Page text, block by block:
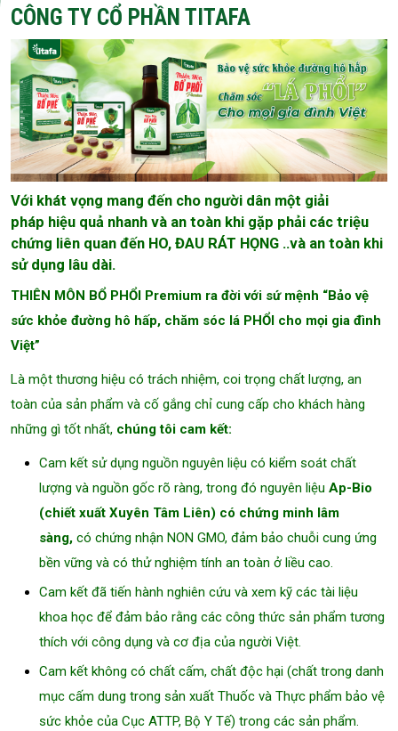
CÔNG TY CỔ PHẦN TITAFA
Với khát vọng mang đến cho người dân một giải
pháp hiệu quả nhanh và an toàn khi gặp phải các triệu
chứng liên quan đến HO, ĐAU RÁT HỌNG ..và an toàn khi
sử dụng lâu dài.
THIÊN MÔN BỔ PHỔI Premium ra đời với sứ mệnh “Bảo vệ
sức khỏe đường hô hấp, chăm sóc lá PHỔI cho mọi gia đình
Việt”
Là một thương hiệu có trách nhiệm, coi trọng chất lượng, an
toàn của sản phẩm và cố gắng chỉ cung cấp cho khách hàng
những gì tốt nhất, chúng tôi cam kết:
Cam kết sử dụng nguồn nguyên liệu có kiểm soát chất
lượng và nguồn gốc rõ ràng, trong đó nguyên liệu Ap-Bio
(chiết xuất Xuyên Tâm Liên) có chứng minh lâm
sàng, có chứng nhận NON GMO, đảm bảo chuỗi cung ứng
bền vững và có thử nghiệm tính an toàn ở liều cao.
Cam kết đã tiến hành nghiên cứu và xem kỹ các tài liệu
khoa học để đảm bảo rằng các công thức sản phẩm tương
thích với công dụng và cơ địa của người Việt.
Cam kết không có chất cấm, chất độc hại (chất trong danh
mục cấm dung trong sản xuất Thuốc và Thực phẩm bảo vệ
sức khỏe của Cục ATTP, Bộ Y Tế) trong các sản phẩm.